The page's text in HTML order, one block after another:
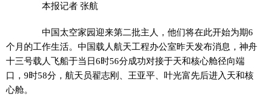
本报记者 张航
中国太空家园迎来第二批主人，他们将在此开始为期6
个月的工作生活。中国载人航天工程办公室昨天发布消息，神舟
十三号载人飞船于当日6时56分成功对接于天和核心舱径向端
口，9时58分，航天员翟志刚、王亚平、叶光富先后进入天和核
心舱。